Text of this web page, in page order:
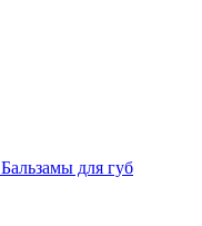
Бальзамы для губ